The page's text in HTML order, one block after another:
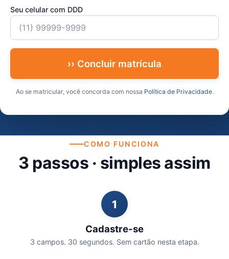
Seu celular com DDD
›› Concluir matrícula
Ao se matricular, você concorda com nossa Política de Privacidade.
COMO FUNCIONA
3 passos · simples assim
1
Cadastre-se
3 campos. 30 segundos. Sem cartão nesta etapa.